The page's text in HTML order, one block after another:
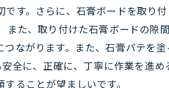
す。さらに、石膏ボードを取り
また、取り付けた石膏ボードの
ながります。また、石膏パテを
全に、正確に、丁寧に作業を進
ることが望ましいです。